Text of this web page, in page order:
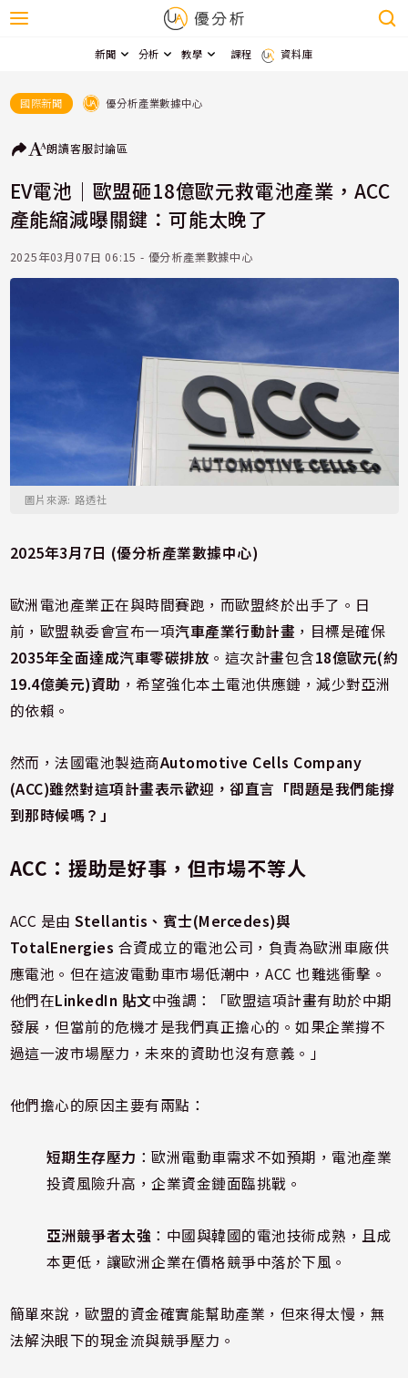
新聞 分析 教學 課程 資料庫
國際新聞 優分析產業數據中心
朗讀客服討論區
EV電池｜歐盟砸18億歐元救電池產業，ACC
產能縮減曝關鍵：可能太晚了
2025年03月07日 06:15 - 優分析產業數據中心
圖片來源: 路透社
2025年3月7日 (優分析產業數據中心)
歐洲電池產業正在與時間賽跑，而歐盟終於出手了。日
前，歐盟執委會宣布一項汽車產業行動計畫 ，目標是確保
2035年全面達成汽車零碳排放 。這次計畫包含18億歐元(約
19.4億美元)資助 ，希望強化本土電池供應鏈，減少對亞洲
的依賴。
然而，法國電池製造商Automotive Cells Company
(ACC)雖然對這項計畫表示歡迎，卻直言 「問題是我們能撐
到那時候嗎？」
ACC：援助是好事，但市場不等人
ACC 是由Stellantis、賓士(Mercedes)與
TotalEnergies 合資成立的電池公司，負責為歐洲車廠供
應電池。但在這波電動車市場低潮中，ACC 也難逃衝擊。
他們在LinkedIn 貼文中強調：「歐盟這項計畫有助於中期
發展，但當前的危機才是我們真正擔心的。如果企業撐不
過這一波市場壓力，未來的資助也沒有意義。」
他們擔心的原因主要有兩點：
短期生存壓力 ：歐洲電動車需求不如預期，電池產業
投資風險升高，企業資金鏈面臨挑戰。
亞洲競爭者太強 ：中國與韓國的電池技術成熟，且成
本更低，讓歐洲企業在價格競爭中落於下風。
簡單來說，歐盟的資金確實能幫助產業，但來得太慢，無
法解決眼下的現金流與競爭壓力。